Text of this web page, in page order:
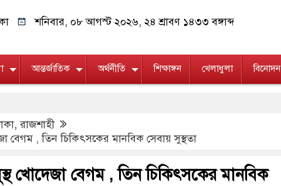
শনিবার, ০৮ আগস্ট ২০২৬, ২৪ শ্রাবণ ১৪৩৩ বঙ্গাব্দ
আন্তর্জাতিক অর্থনীতি শিক্ষাঙ্গন খেলাধুলা বিনোদন
,রাজশাহী
বেগম , তিন চিকিৎসকের মানবিক সেবায় সুস্থতা
খোদেজা বেগম , তিন চিকিৎসকের মানবিক